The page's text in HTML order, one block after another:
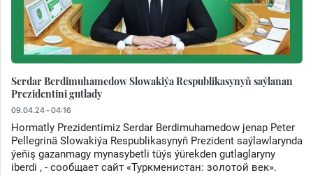
Serdar Berdimuhamedow Slowakiýa Respublikasynyň saýlanan
Prezidentini gutlady
09.04.24 - 04:16
Hormatly Prezidentimiz Serdar Berdimuhamedow jenap Peter
Pellegrinä Slowakiýa Respublikasynyň Prezident saýlawlarynda
ýeňiş gazanmagy mynasybetli tüýs ýürekden gutlaglaryny
iberdi , - сообщает сайт «Туркменистан: золотой век».